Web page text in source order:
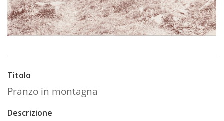
Titolo
Pranzo in montagna
Descrizione